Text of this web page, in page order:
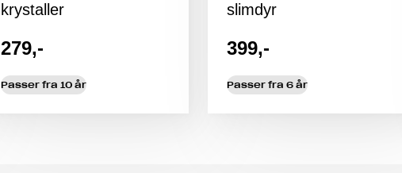
krystaller
279,-
Passer fra 10 år
slimdyr
399,-
Passer fra 6 år